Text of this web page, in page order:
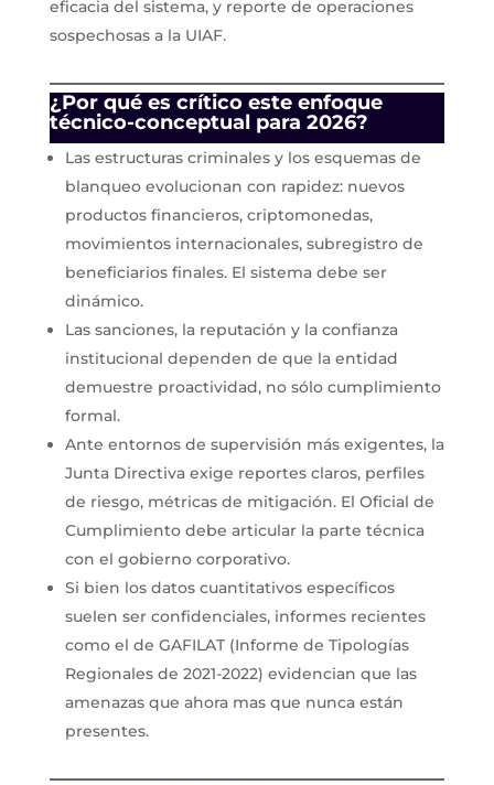
eficacia del sistema, y reporte de operaciones
sospechosas a la UIAF.
¿Por qué es crítico este enfoque
técnico-conceptual para 2026?
Las estructuras criminales y los esquemas de
blanqueo evolucionan con rapidez: nuevos
productos financieros, criptomonedas,
movimientos internacionales, subregistro de
beneficiarios finales. El sistema debe ser
dinámico.
Las sanciones, la reputación y la confianza
institucional dependen de que la entidad
demuestre proactividad, no sólo cumplimiento
formal.
Ante entornos de supervisión más exigentes, la
Junta Directiva exige reportes claros, perfiles
de riesgo, métricas de mitigación. El Oficial de
Cumplimiento debe articular la parte técnica
con el gobierno corporativo.
Si bien los datos cuantitativos específicos
suelen ser confidenciales, informes recientes
como el de GAFILAT (Informe de Tipologías
Regionales de 2021-2022) evidencian que las
amenazas que ahora mas que nunca están
presentes.